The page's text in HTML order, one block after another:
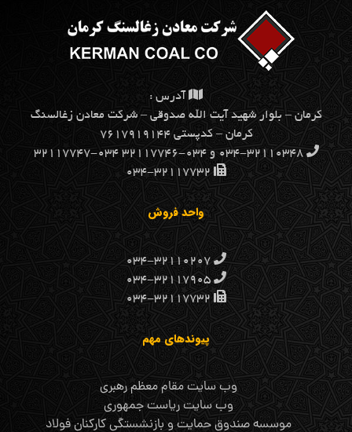
آدرس :
كرمان – بلوار شهيد آيت الله صدوقي – شركت معادن زغالسنگ
كرمان – کدپستی ۷۶۱۷۹۱۹۱۴۴
۰۳۴-۳۲۱۱۰۳۴۸ و ۰۳۴-۳۲۱۱۷۷۴۶ ۰۳۴-۳۲۱۱۷۷۴۷
۰۳۴-۳۲۱۱۷۷۳۲
واحد فروش
۰۳۴-۳۲۱۱۰۲۰۷
۰۳۴-۳۲۱۱۷۹۰۵
۰۳۴-۳۲۱۱۷۷۳۲
پیوندهای مهم
وب سایت مقام معظم رهبری
وب سایت ریاست جمهوری
موسسه صندوق حمایت و بازنشستگی کارکنان فولاد